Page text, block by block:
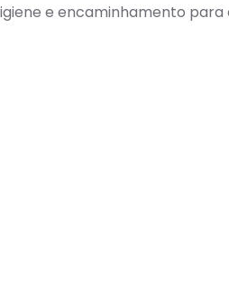
e encaminhamento para